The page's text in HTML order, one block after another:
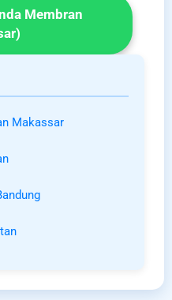
Membran
Makassar